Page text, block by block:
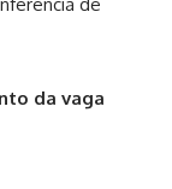
da vaga